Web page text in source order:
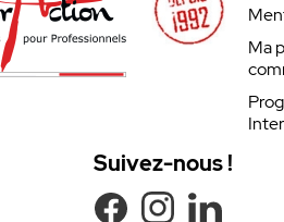
Ma
Suivez-nous !